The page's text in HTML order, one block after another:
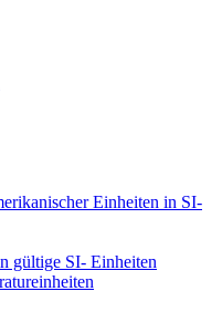
Einheiten in SI-
gültige SI- Einheiten